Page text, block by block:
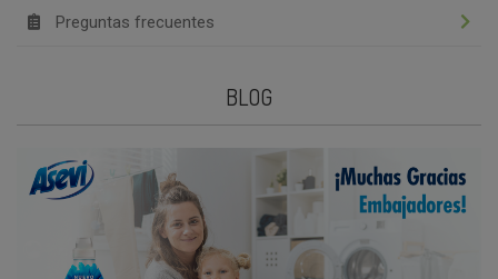
Preguntas frecuentes
BLOG